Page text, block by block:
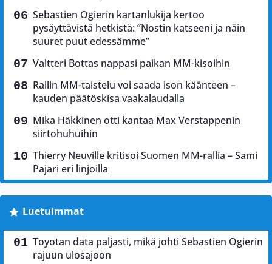
Sebastien Ogierin kartanlukija kertoo
pysäyttävistä hetkistä: ”Nostin katseeni ja näin
suuret puut edessämme”
Valtteri Bottas nappasi paikan MM-kisoihin
Rallin MM-taistelu voi saada ison käänteen –
kauden päätöskisa vaakalaudalla
Mika Häkkinen otti kantaa Max Verstappenin
siirtohuhuihin
Thierry Neuville kritisoi Suomen MM-rallia – Sami
Pajari eri linjoilla
Luetuimmat
Toyotan data paljasti, mikä johti Sebastien Ogierin
rajuun ulosajoon